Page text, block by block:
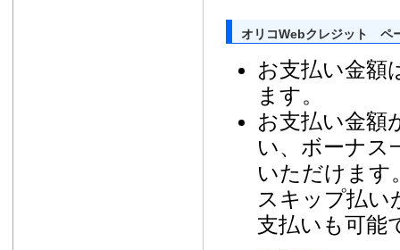
オリコWebクレジット ペ
お支払い金額
ます。
お支払い金額
い、ボーナス
いただけます
スキップ払い
支払いも可能